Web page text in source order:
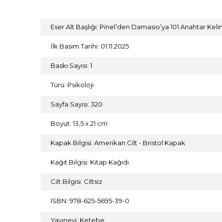
Eser Alt Başlığı: Pinel’den Damasio’ya 101 Anahtar
İlk Basım Tarihi: 01.11.2025
Baskı Sayısı: 1
Türü: Psikoloji
Sayfa Sayısı: 320
Boyut: 13,5 x 21 cm
Kapak Bilgisi: Amerikan Cilt - Bristol Kapak
Kağıt Bilgisi: Kitap Kağıdı
Cilt Bilgisi: Ciltsiz
ISBN: 978-625-5695-39-0
Yayınevi: Ketebe